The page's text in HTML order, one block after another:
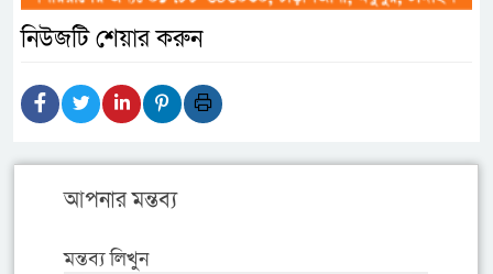
নিউজটি শেয়ার করুন
আপনার মন্তব্য
মন্তব্য লিখুন